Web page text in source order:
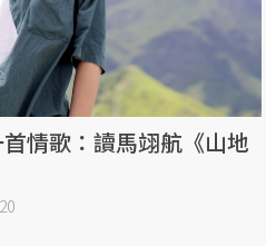
情歌：讀馬翊航《山地